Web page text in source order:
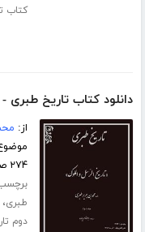
کتاب
دانلود کتاب تاریخ طبری
از:
۲۷۴ صفحه
طبری،
دوم